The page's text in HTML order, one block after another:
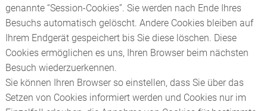
genannte “Session-Cookies”. Sie werden nach Ende Ihres
Besuchs automatisch gelöscht. Andere Cookies bleiben auf
Ihrem Endgerät gespeichert bis Sie diese löschen. Diese
Cookies ermöglichen es uns, Ihren Browser beim nächsten
Besuch wiederzuerkennen.
Sie können Ihren Browser so einstellen, dass Sie über das
Setzen von Cookies informiert werden und Cookies nur im